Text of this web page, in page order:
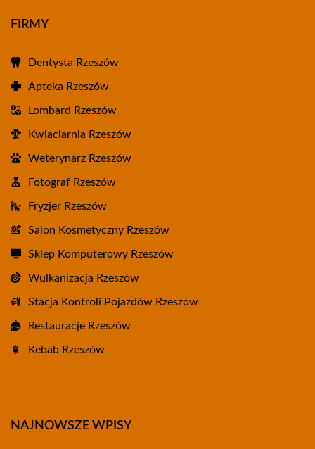
FIRMY
Dentysta Rzeszów
Apteka Rzeszów
Lombard Rzeszów
Kwiaciarnia Rzeszów
Weterynarz Rzeszów
Fotograf Rzeszów
Fryzjer Rzeszów
Salon Kosmetyczny Rzeszów
Sklep Komputerowy Rzeszów
Wulkanizacja Rzeszów
Stacja Kontroli Pojazdów Rzeszów
Restauracje Rzeszów
Kebab Rzeszów
NAJNOWSZE WPISY